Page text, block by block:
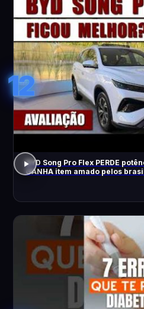
12
BYD Song Pro Flex PERDE
GANHA item amado pelos